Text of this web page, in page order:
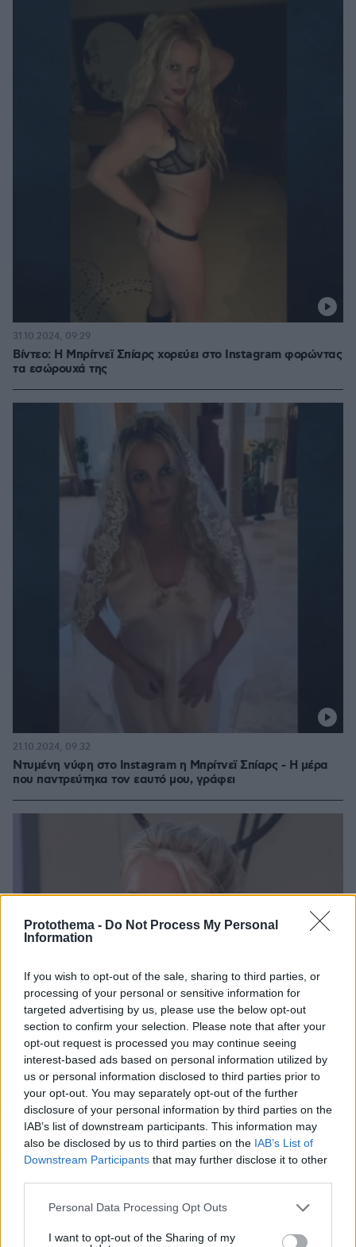
Protothema - Do Not Process My Personal
Information
If you wish to opt-out of the sale, sharing to third parties, or
processing of your personal or sensitive information for
targeted advertising by us, please use the below opt-out
section to confirm your selection. Please note that after your
opt-out request is processed you may continue seeing
interest-based ads based on personal information utilized by
us or personal information disclosed to third parties prior to
your opt-out. You may separately opt-out of the further
disclosure of your personal information by third parties on the
IAB’s list of downstream participants. This information may
also be disclosed by us to third parties on the IAB’s List of
Downstream Participants that may further disclose it to other
Please note that this website/app uses one or more Google
not limited to your visit or usage behaviour. You may click to
Personal Data Processing Opt Outs
I want to opt-out of the Sharing of my
Βίντεο: Η Μπρίτνεϊ Σπίαρς χορεύει στο Instagram φορώντας
τα εσώρουχά της
31.10.2024, 09:29
Ντυμένη νύφη στo Instagram η Μπρίτνεϊ Σπίαρς - Η μέρα
που παντρεύτηκα τον εαυτό μου, γράφει
21.10.2024, 09:32
16.10.2024, 23:30
Thema Insights